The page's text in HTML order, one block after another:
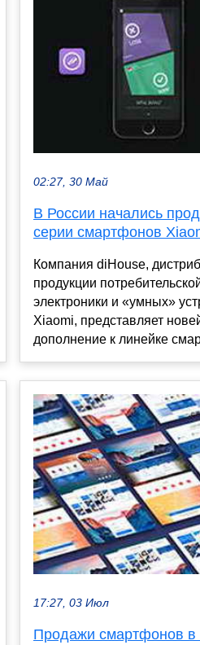
02:27, 30 Май
В России начались
серии смартфонов
Компания diHouse,
продукции
электроники и «умных»
Xiaomi, представляет
дополнение к линейке
17:27, 03 Июл
Продажи смартфонов в